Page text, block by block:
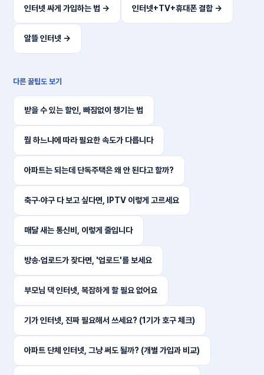
인터넷 싸게 가입하는 법 → 인터넷+TV+휴대폰 결합 →
알뜰 인터넷 →
다른 꿀팁도 보기
받을 수 있는 할인, 빠짐없이 챙기는 법
뭘 하느냐에 따라 필요한 속도가 다릅니다
아파트는 되는데 단독주택은 왜 안 된다고 할까?
축구·야구 다 보고 싶다면, IPTV 이렇게 고르세요
매달 새는 통신비, 이렇게 줄입니다
방송·업로드가 잦다면, '업로드'를 보세요
부모님 댁 인터넷, 복잡하게 할 필요 없어요
기가 인터넷, 진짜 필요해서 쓰세요? (1기가 호구 체크)
아파트 단체 인터넷, 그냥 써도 될까? (개별 가입과 비교)